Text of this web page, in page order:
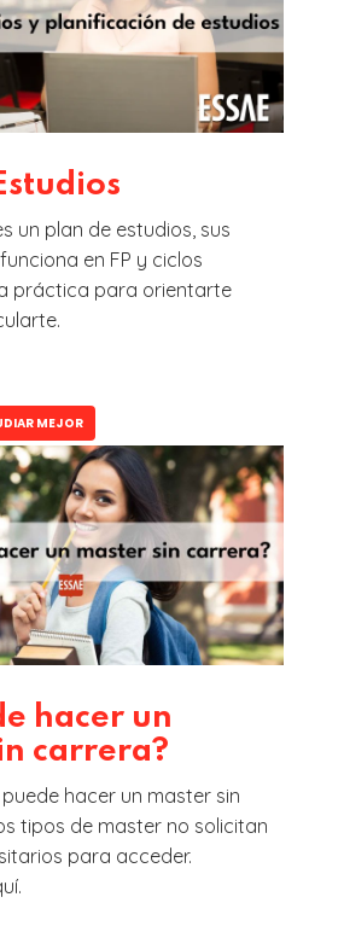
un plan de estudios, sus
en FP y ciclos
práctica para orientarte
MEJOR
hacer un
carrera?
hacer un master sin
tipos de master no solicitan
para acceder.